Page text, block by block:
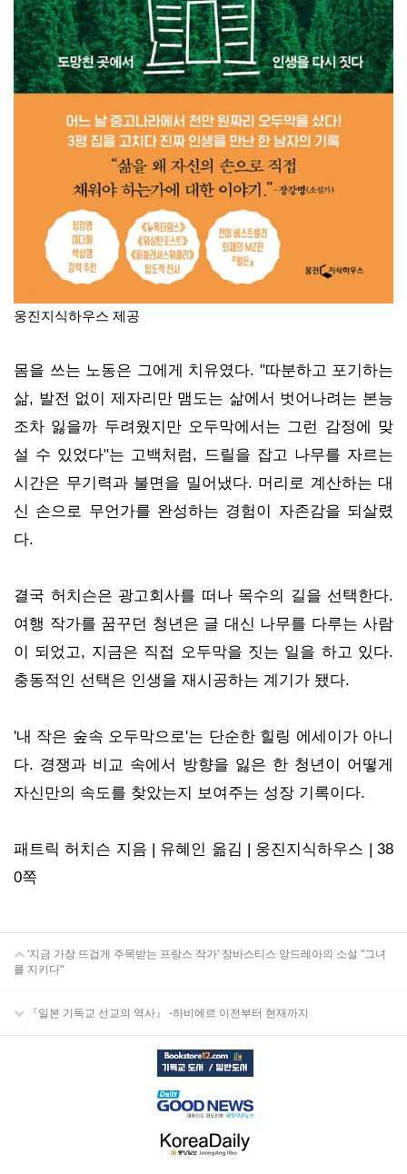
웅진지식하우스 제공
몸을 쓰는 노동은 그에게 치유였다. "따분하고 포기하는
삶, 발전 없이 제자리만 맴도는 삶에서 벗어나려는 본능
조차 잃을까 두려웠지만 오두막에서는 그런 감정에 맞
설 수 있었다"는 고백처럼, 드릴을 잡고 나무를 자르는
시간은 무기력과 불면을 밀어냈다. 머리로 계산하는 대
신 손으로 무언가를 완성하는 경험이 자존감을 되살렸
다.
결국 허치슨은 광고회사를 떠나 목수의 길을 선택한다.
여행 작가를 꿈꾸던 청년은 글 대신 나무를 다루는 사람
이 되었고, 지금은 직접 오두막을 짓는 일을 하고 있다.
충동적인 선택은 인생을 재시공하는 계기가 됐다.
'내 작은 숲속 오두막으로'는 단순한 힐링 에세이가 아니
다. 경쟁과 비교 속에서 방향을 잃은 한 청년이 어떻게
자신만의 속도를 찾았는지 보여주는 성장 기록이다.
패트릭 허치슨 지음 | 유혜인 옮김 | 웅진지식하우스 | 38
0쪽
'지금 가장 뜨겁게 주목받는 프랑스 작가' 장바스티스 앙드레아의 소설 "그녀
를 지키다"
『일본 기독교 선교의 역사』 -하비에르 이전부터 현재까지